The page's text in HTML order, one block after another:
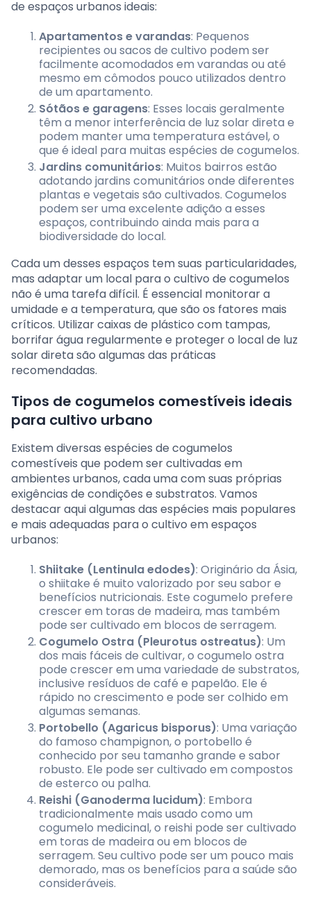
de espaços urbanos ideais:
Apartamentos e varandas: Pequenos
recipientes ou sacos de cultivo podem ser
facilmente acomodados em varandas ou até
mesmo em cômodos pouco utilizados dentro
de um apartamento.
Sótãos e garagens: Esses locais geralmente
têm a menor interferência de luz solar direta e
podem manter uma temperatura estável, o
que é ideal para muitas espécies de cogumelos.
Jardins comunitários: Muitos bairros estão
adotando jardins comunitários onde diferentes
plantas e vegetais são cultivados. Cogumelos
podem ser uma excelente adição a esses
espaços, contribuindo ainda mais para a
biodiversidade do local.
Cada um desses espaços tem suas particularidades,
mas adaptar um local para o cultivo de cogumelos
não é uma tarefa difícil. É essencial monitorar a
umidade e a temperatura, que são os fatores mais
críticos. Utilizar caixas de plástico com tampas,
borrifar água regularmente e proteger o local de luz
solar direta são algumas das práticas
recomendadas.
Tipos de cogumelos comestíveis ideais
para cultivo urbano
Existem diversas espécies de cogumelos
comestíveis que podem ser cultivadas em
ambientes urbanos, cada uma com suas próprias
exigências de condições e substratos. Vamos
destacar aqui algumas das espécies mais populares
e mais adequadas para o cultivo em espaços
urbanos:
Shiitake (Lentinula edodes): Originário da Ásia,
o shiitake é muito valorizado por seu sabor e
benefícios nutricionais. Este cogumelo prefere
crescer em toras de madeira, mas também
pode ser cultivado em blocos de serragem.
Cogumelo Ostra (Pleurotus ostreatus): Um
dos mais fáceis de cultivar, o cogumelo ostra
pode crescer em uma variedade de substratos,
inclusive resíduos de café e papelão. Ele é
rápido no crescimento e pode ser colhido em
algumas semanas.
Portobello (Agaricus bisporus): Uma variação
do famoso champignon, o portobello é
conhecido por seu tamanho grande e sabor
robusto. Ele pode ser cultivado em compostos
de esterco ou palha.
Reishi (Ganoderma lucidum): Embora
tradicionalmente mais usado como um
cogumelo medicinal, o reishi pode ser cultivado
em toras de madeira ou em blocos de
serragem. Seu cultivo pode ser um pouco mais
demorado, mas os benefícios para a saúde são
consideráveis.